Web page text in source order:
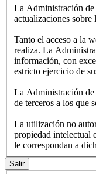
La Administración de
actualizaciones
Tanto el acceso a la
realiza. La
información, con
estricto ejercicio de
La Administración de
de terceros a los que
La utilización no
propiedad intelectual
le correspondan a